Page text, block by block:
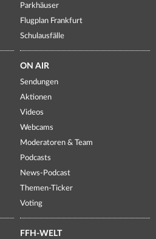
Parkhäuser
Flugplan Frankfurt
Schulausfälle
ON AIR
Sendungen
Aktionen
Videos
Webcams
Moderatoren & Team
Podcasts
News-Podcast
Themen-Ticker
Voting
FFH-WELT